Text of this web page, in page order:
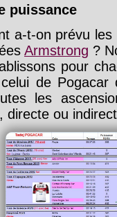
puissance
a-t-on prévu
Armstrong ?
pour
de Pogacar
les
directe ou